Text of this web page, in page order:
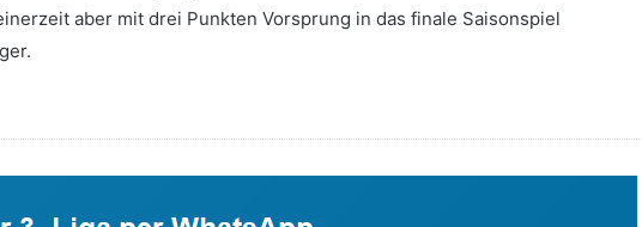
aber mit drei Punkten Vorsprung in das finale Saisonspiel